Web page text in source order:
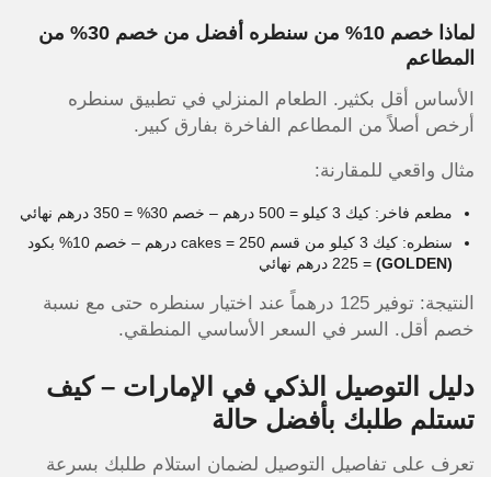
لماذا خصم 10% من سنطره أفضل من خصم 30% من
المطاعم
الأساس أقل بكثير. الطعام المنزلي في تطبيق سنطره
أرخص أصلاً من المطاعم الفاخرة بفارق كبير.
مثال واقعي للمقارنة:
مطعم فاخر: كيك 3 كيلو = 500 درهم – خصم 30% = 350 درهم نهائي
سنطره: كيك 3 كيلو من قسم cakes = 250 درهم – خصم 10% بكود
(GOLDEN)
= 225 درهم نهائي
النتيجة: توفير 125 درهماً عند اختيار سنطره حتى مع نسبة
خصم أقل. السر في السعر الأساسي المنطقي.
دليل التوصيل الذكي في الإمارات – كيف
تستلم طلبك بأفضل حالة
تعرف على تفاصيل التوصيل لضمان استلام طلبك بسرعة